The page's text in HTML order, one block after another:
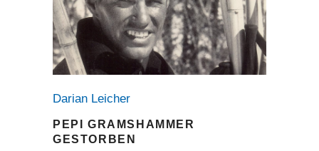
Darian Leicher
PEPI GRAMSHAMMER
GESTORBEN